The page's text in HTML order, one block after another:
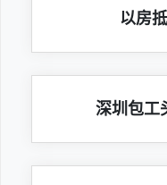
以房
深圳包工